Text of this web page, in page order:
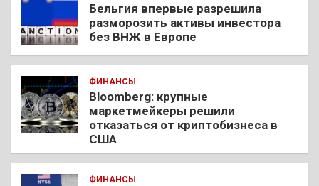
Бельгия впервые разрешила
разморозить активы инвестора
без ВНЖ в Европе
ФИНАНСЫ
Bloomberg: крупные
маркетмейкеры решили
отказаться от криптобизнеса в
США
ФИНАНСЫ